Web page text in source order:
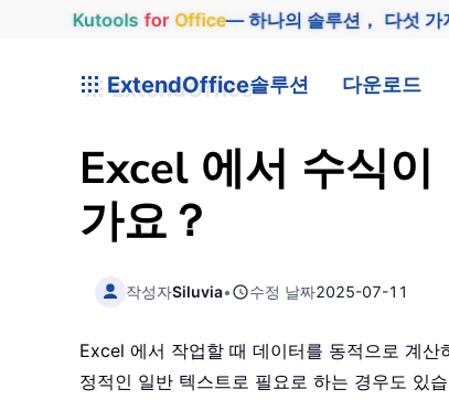
Kutools for Office— 하나의 솔루션， 다섯 가
ExtendOffice솔루션 다운로드
Excel 에서 수식
가요？
작성자Siluvia• 수정 날짜2025-07-11
Excel 에서 작업할 때 데이터를 동적으로 계
정적인 일반 텍스트로 필요로 하는 경우도 있